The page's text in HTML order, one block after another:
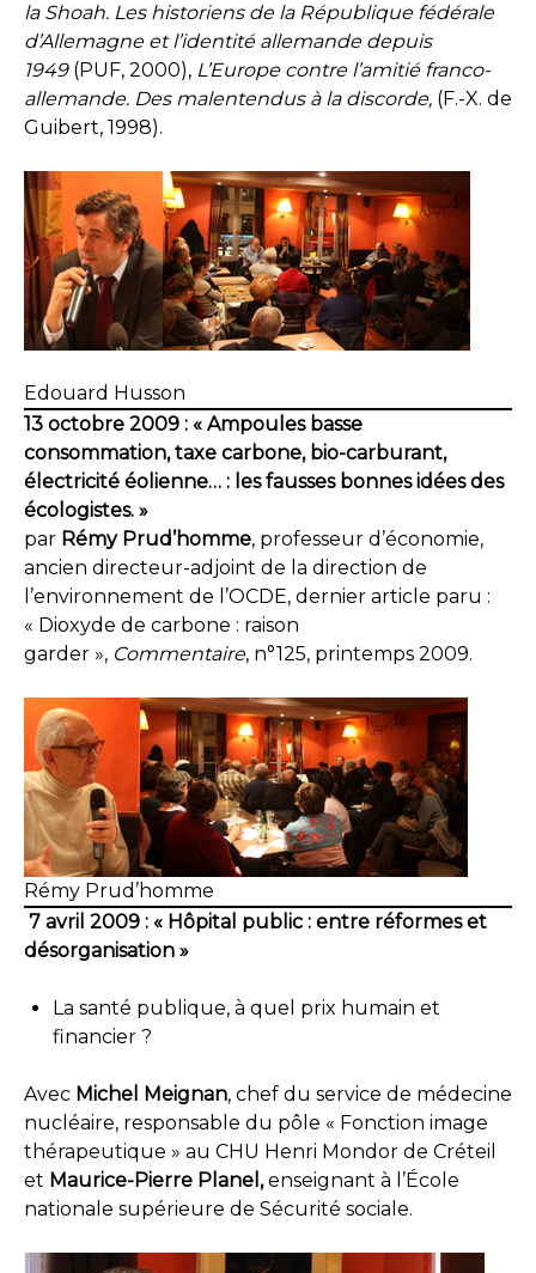
la Shoah. Les historiens de la République fédérale
d’Allemagne et l’identité allemande depuis
1949(PUF, 2000), L’Europe contre l’amitié franco-
allemande. Des malentendus à la discorde, (F.-X. de
Guibert, 1998).
Edouard Husson
13 octobre 2009 : « Ampoules basse
consommation, taxe carbone, bio-carburant,
électricité éolienne… : les fausses bonnes idées des
écologistes. »
par Rémy Prud’homme, professeur d’économie,
ancien directeur-adjoint de la direction de
l’environnement de l’OCDE, dernier article paru :
« Dioxyde de carbone : raison
garder », Commentaire, n°125, printemps 2009.
Rémy Prud’homme
7 avril 2009 : « Hôpital public : entre réformes et
désorganisation »
La santé publique, à quel prix humain et
financier ?
Avec Michel Meignan, chef du service de médecine
nucléaire, responsable du pôle « Fonction image
thérapeutique » au CHU Henri Mondor de Créteil
et Maurice-Pierre Planel,enseignant à l’École
nationale supérieure de Sécurité sociale.